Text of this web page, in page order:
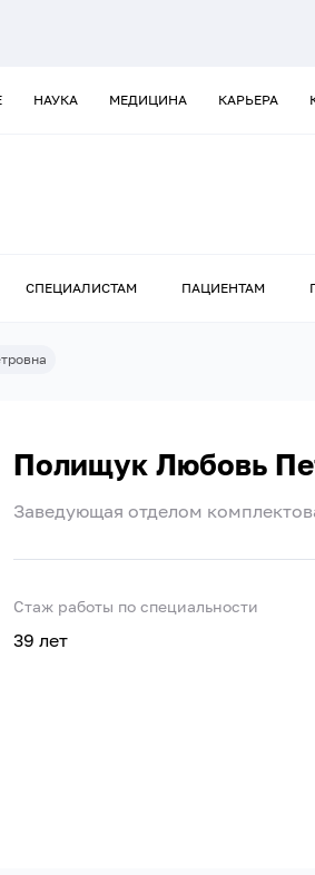
НАУКА МЕДИЦИНА КАРЬЕРА
СПЕЦИАЛИСТАМ ПАЦИЕНТАМ
Полищук Любовь
Заведующая отделом
Стаж работы по специальности
39 лет